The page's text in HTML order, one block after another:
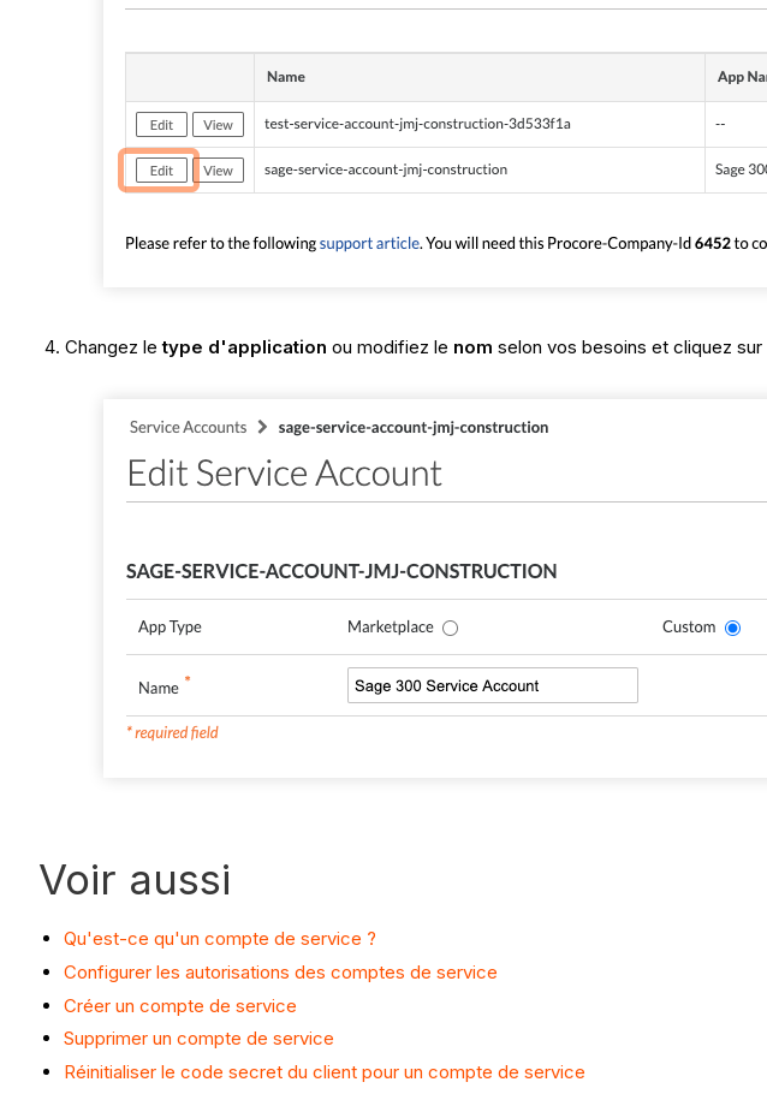
Changez letype d'application ou modifiez le nom selon vos besoins et cliquez sur
Voir aussi
Qu'est-ce qu'un compte de service ?
Configurer les autorisations des comptes de service
Créer un compte de service
Supprimer un compte de service
Réinitialiser le code secret du client pour un compte de service